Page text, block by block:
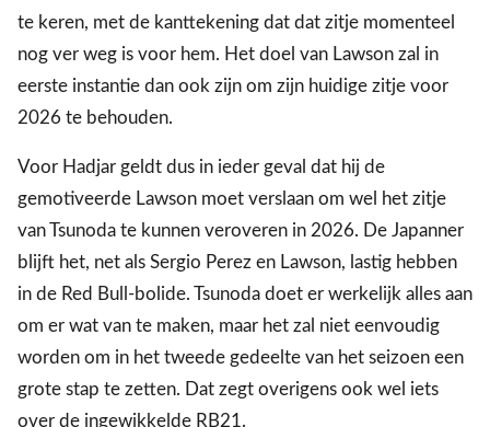
te keren, met de kanttekening dat dat zitje momenteel
nog ver weg is voor hem. Het doel van Lawson zal in
eerste instantie dan ook zijn om zijn huidige zitje voor
2026 te behouden.
Voor Hadjar geldt dus in ieder geval dat hij de
gemotiveerde Lawson moet verslaan om wel het zitje
van Tsunoda te kunnen veroveren in 2026. De Japanner
blijft het, net als Sergio Perez en Lawson, lastig hebben
in de Red Bull-bolide. Tsunoda doet er werkelijk alles aan
om er wat van te maken, maar het zal niet eenvoudig
worden om in het tweede gedeelte van het seizoen een
grote stap te zetten. Dat zegt overigens ook wel iets
over de ingewikkelde RB21.